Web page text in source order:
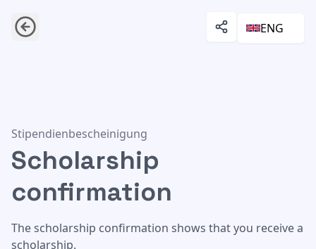
ENG
Scholarship confirmation
Stipendienbescheinigung
Scholarship
confirmation
The scholarship confirmation shows that you receive a
scholarship.